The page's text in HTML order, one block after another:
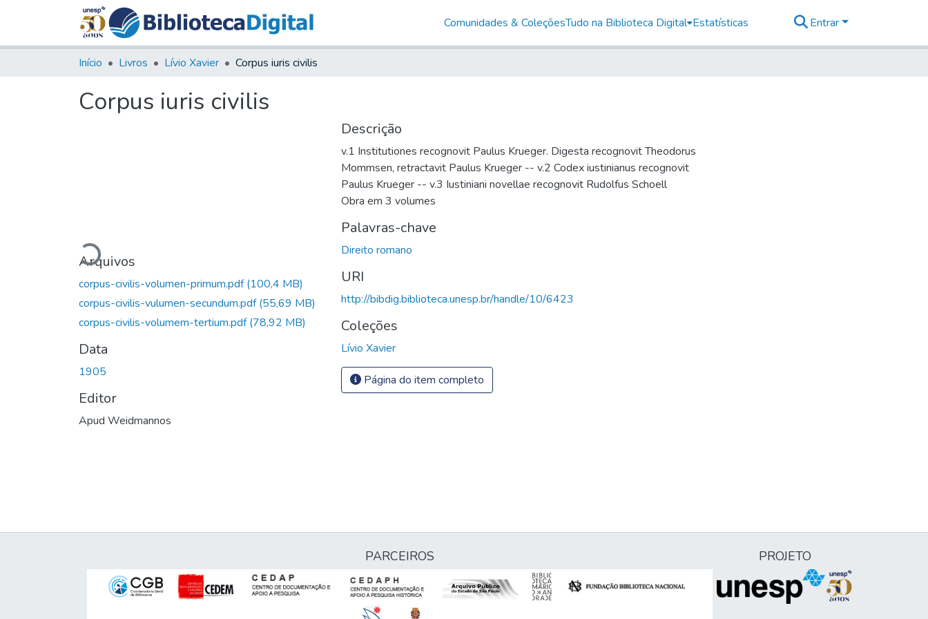
Comunidades & ColeçõesTudo na Biblioteca Digital Estatísticas Entrar
Início Livros Lívio Xavier Corpus iuris civilis
Corpus iuris civilis
Carregando...
Arquivos
corpus-civilis-volumen-primum.pdf(100,4 MB)
corpus-civilis-vulumen-secundum.pdf(55,69 MB)
corpus-civilis-volumem-tertium.pdf(78,92 MB)
Data
1905
Editor
Apud Weidmannos
Descrição
v.1 Institutiones recognovit Paulus Krueger. Digesta recognovit Theodorus
Mommsen, retractavit Paulus Krueger -- v.2 Codex iustinianus recognovit
Paulus Krueger -- v.3 Iustiniani novellae recognovit Rudolfus Schoell
Obra em 3 volumes
Palavras-chave
Direito romano
URI
http://bibdig.biblioteca.unesp.br/handle/10/6423
Coleções
Lívio Xavier
Página do item completo
PARCEIROS PROJETO